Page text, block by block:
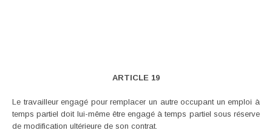
ARTICLE 19
Le travailleur engagé pour remplacer un autre occupant un emploi à
temps partiel doit lui-même être engagé à temps partiel sous réserve
de modification ultérieure de son contrat.